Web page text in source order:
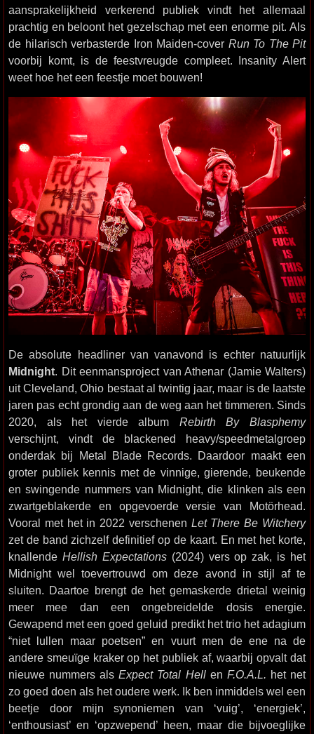
aansprakelijkheid verkerend publiek vindt het allemaal
prachtig en beloont het gezelschap met een enorme pit. Als
de hilarisch verbasterde Iron Maiden-cover Run To The Pit
voorbij komt, is de feestvreugde compleet. Insanity Alert
weet hoe het een feestje moet bouwen!
De absolute headliner van vanavond is echter natuurlijk
Midnight. Dit eenmansproject van Athenar (Jamie Walters)
uit Cleveland, Ohio bestaat al twintig jaar, maar is de laatste
jaren pas echt grondig aan de weg aan het timmeren. Sinds
2020, als het vierde album Rebirth By Blasphemy
verschijnt, vindt de blackened heavy/speedmetalgroep
onderdak bij Metal Blade Records. Daardoor maakt een
groter publiek kennis met de vinnige, gierende, beukende
en swingende nummers van Midnight, die klinken als een
zwartgeblakerde en opgevoerde versie van Motörhead.
Vooral met het in 2022 verschenen Let There Be Witchery
zet de band zichzelf definitief op de kaart. En met het korte,
knallende Hellish Expectations(2024) vers op zak, is het
Midnight wel toevertrouwd om deze avond in stijl af te
sluiten. Daartoe brengt de het gemaskerde drietal weinig
meer mee dan een ongebreidelde dosis energie.
Gewapend met een goed geluid predikt het trio het adagium
“niet lullen maar poetsen” en vuurt men de ene na de
andere smeuïge kraker op het publiek af, waarbij opvalt dat
nieuwe nummers alsExpect Total Hellen F.O.A.L. het net
zo goed doen als het oudere werk. Ik ben inmiddels wel een
beetje door mijn synoniemen van ‘vuig’, ‘energiek’,
‘enthousiast’ en ‘opzwepend’ heen, maar die bijvoeglijke